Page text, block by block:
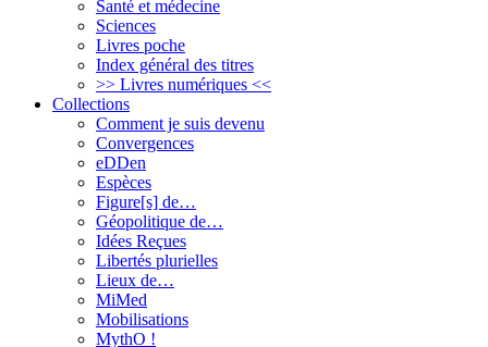
Santé et médecine
Sciences
Livres poche
Index général des titres
>> Livres numériques <<
Collections
Comment je suis devenu
Convergences
eDDen
Espèces
Figure[s] de…
Géopolitique de…
Idées Reçues
Libertés plurielles
Lieux de…
MiMed
Mobilisations
MythO !